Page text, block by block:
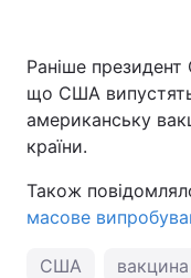
Раніше
що США
американську
країни.
Також
масове
США вакцина